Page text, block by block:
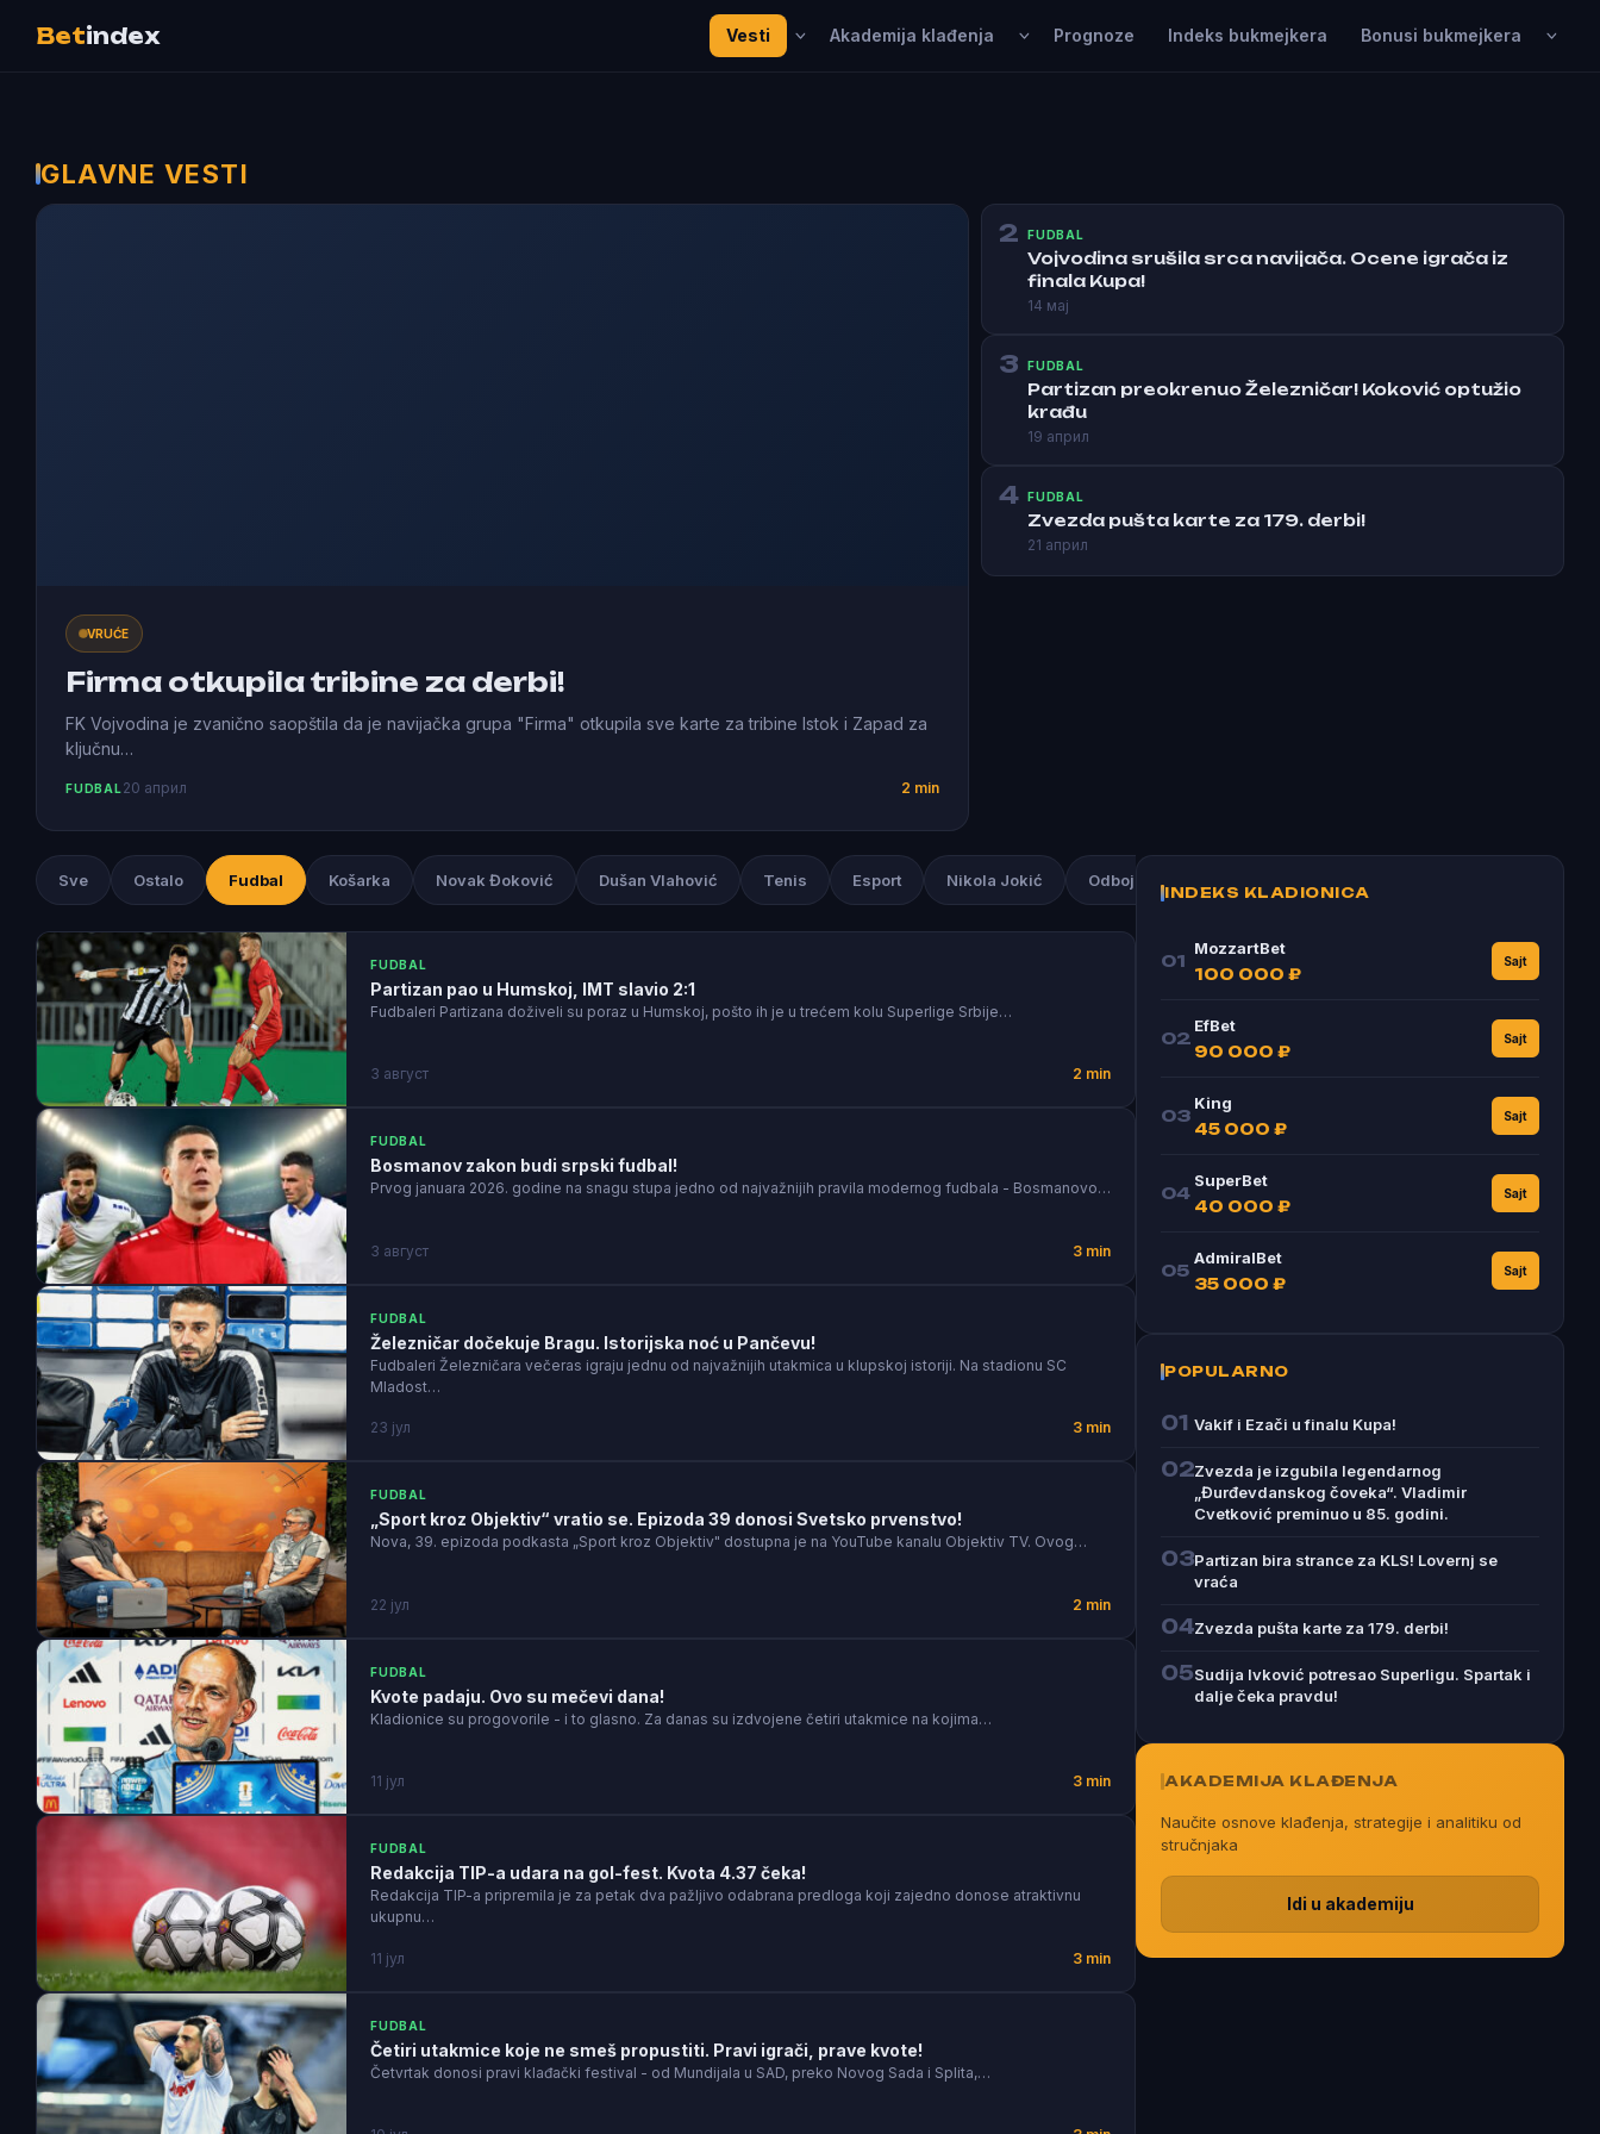
Betindex Vesti Akademija klađenja Prognoze Indeks bukmejkera Bonusi bukmejkera
GLAVNE VESTI
VRUĆE
Firma otkupila tribine za derbi!
FK Vojvodina je zvanično saopštila da je navijačka grupa "Firma" otkupila sve karte za tribine Istok i Zapad za
ključnu…
FUDBAL 20 април 2 min
2 FUDBAL
Vojvodina srušila srca navijača. Ocene igrača iz
finala Kupa!
14 мај
3 FUDBAL
Partizan preokrenuo Železničar! Koković optužio
krađu
19 април
4 FUDBAL
Zvezda pušta karte za 179. derbi!
21 април
Sve Ostalo Fudbal Košarka Novak Đoković Dušan Vlahović Tenis Esport Nikola Jokić Odbojka
FUDBAL
Partizan pao u Humskoj, IMT slavio 2:1
Fudbaleri Partizana doživeli su poraz u Humskoj, pošto ih je u trećem kolu Superlige Srbije…
3 август 2 min
FUDBAL
Bosmanov zakon budi srpski fudbal!
Prvog januara 2026. godine na snagu stupa jedno od najvažnijih pravila modernog fudbala - Bosmanovo…
3 август 3 min
FUDBAL
Železničar dočekuje Bragu. Istorijska noć u Pančevu!
Fudbaleri Železničara večeras igraju jednu od najvažnijih utakmica u klupskoj istoriji. Na stadionu SC
Mladost…
23 јул 3 min
FUDBAL
„Sport kroz Objektiv“ vratio se. Epizoda 39 donosi Svetsko prvenstvo!
Nova, 39. epizoda podkasta „Sport kroz Objektiv" dostupna je na YouTube kanalu Objektiv TV. Ovog…
22 јул 2 min
FUDBAL
Kvote padaju. Ovo su mečevi dana!
Kladionice su progovorile - i to glasno. Za danas su izdvojene četiri utakmice na kojima…
11 јул 3 min
FUDBAL
Redakcija TIP-a udara na gol-fest. Kvota 4.37 čeka!
Redakcija TIP-a pripremila je za petak dva pažljivo odabrana predloga koji zajedno donose atraktivnu
ukupnu…
11 јул 3 min
FUDBAL
Četiri utakmice koje ne smeš propustiti. Pravi igrači, prave kvote!
Četvrtak donosi pravi klađački festival - od Mundijala u SAD, preko Novog Sada i Splita,…
INDEKS KLADIONICA
01
MozzartBet
100 000 ₽
Sajt
02
EfBet
90 000 ₽
Sajt
03
King
45 000 ₽
Sajt
04
SuperBet
40 000 ₽
Sajt
05
AdmiralBet
35 000 ₽
Sajt
POPULARNO
01 Vakif i Ezači u finalu Kupa!
02Zvezda je izgubila legendarnog
„Đurđevdanskog čoveka“. Vladimir
Cvetković preminuo u 85. godini.
03Partizan bira strance za KLS! Lovernj se
vraća
04Zvezda pušta karte za 179. derbi!
05Sudija Ivković potresao Superligu. Spartak i
dalje čeka pravdu!
AKADEMIJA KLAĐENJA
Naučite osnove klađenja, strategije i analitiku od
stručnjaka
Idi u akademiju